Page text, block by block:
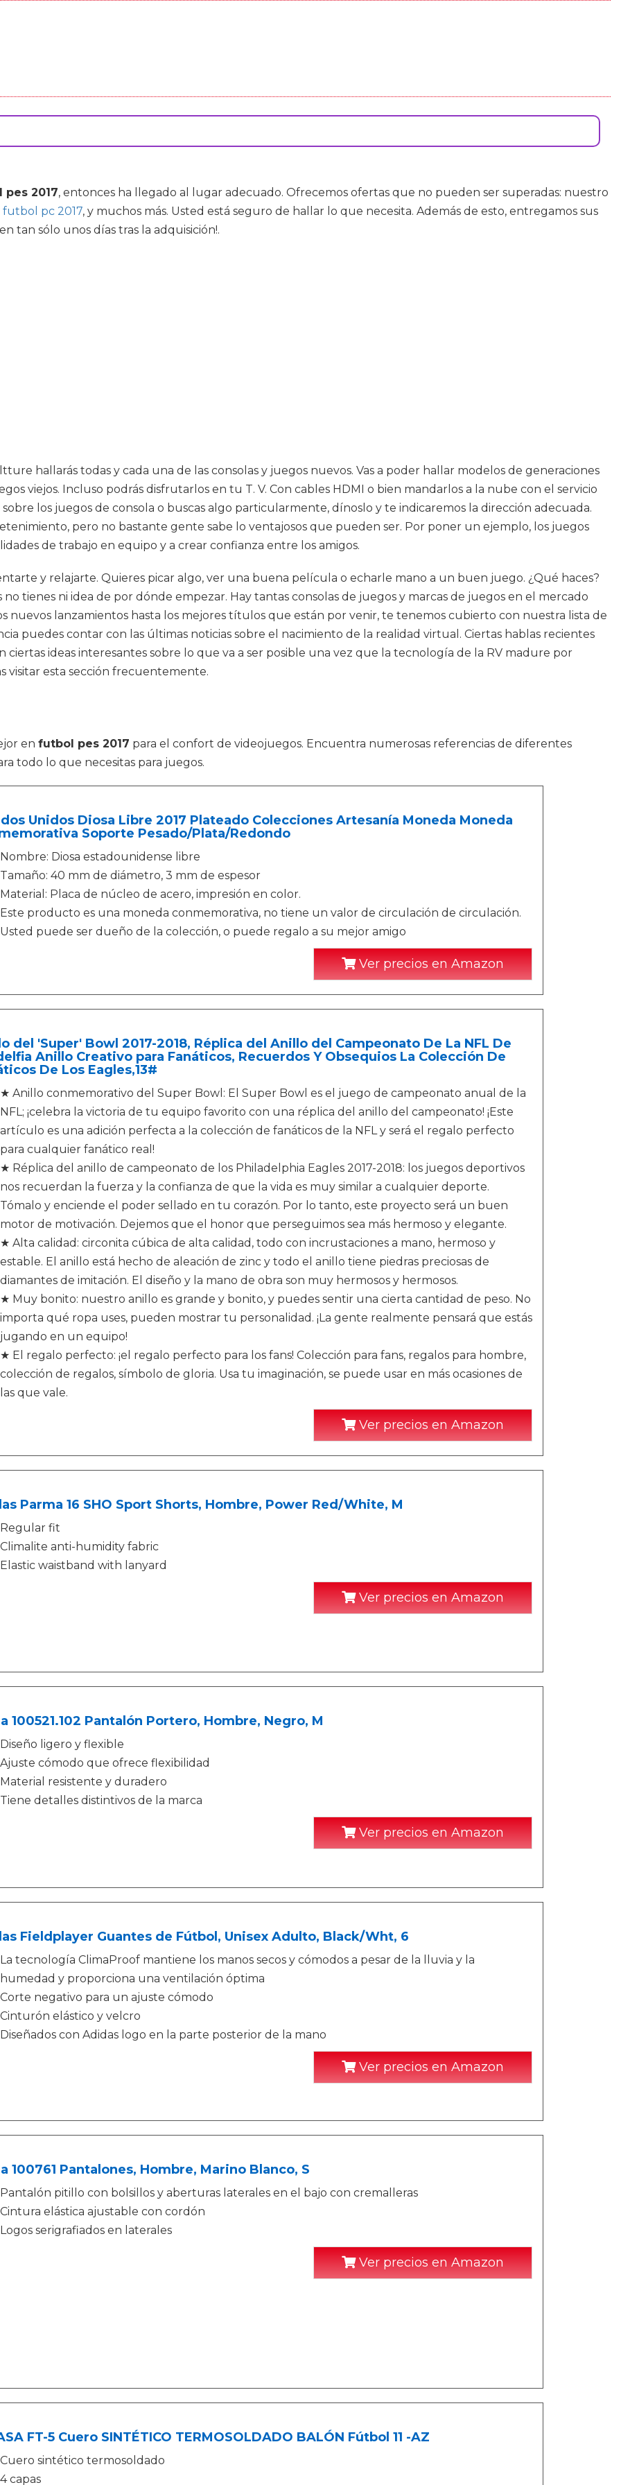
pes 2017, entonces ha llegado al lugar adecuado. Ofrecemos ofertas que no pueden ser superadas: nuestro
pc 2017, y muchos más. Usted está seguro de hallar lo que necesita. Además de esto, entregamos sus
tan sólo unos días tras la adquisición!.
hallarás todas y cada una de las consolas y juegos nuevos. Vas a poder hallar modelos de generaciones
viejos. Incluso podrás disfrutarlos en tu T. V. Con cables HDMI o bien mandarlos a la nube con el servicio
los juegos de consola o buscas algo particularmente, dínoslo y te indicaremos la dirección adecuada.
pero no bastante gente sabe lo ventajosos que pueden ser. Por poner un ejemplo, los juegos
de trabajo en equipo y a crear confianza entre los amigos.
y relajarte. Quieres picar algo, ver una buena película o echarle mano a un buen juego. ¿Qué haces?
tienes ni idea de por dónde empezar. Hay tantas consolas de juegos y marcas de juegos en el mercado
nuevos lanzamientos hasta los mejores títulos que están por venir, te tenemos cubierto con nuestra lista de
puedes contar con las últimas noticias sobre el nacimiento de la realidad virtual. Ciertas hablas recientes
ideas interesantes sobre lo que va a ser posible una vez que la tecnología de la RV madure por
visitar esta sección frecuentemente.
en futbol pes 2017 para el confort de videojuegos. Encuentra numerosas referencias de diferentes
todo lo que necesitas para juegos.
Unidos Diosa Libre 2017 Plateado Colecciones Artesanía Moneda Moneda
Soporte Pesado/Plata/Redondo
Nombre: Diosa estadounidense libre
Tamaño: 40 mm de diámetro, 3 mm de espesor
Material: Placa de núcleo de acero, impresión en color.
Este producto es una moneda conmemorativa, no tiene un valor de circulación de circulación.
Usted puede ser dueño de la colección, o puede regalo a su mejor amigo
Ver precios en Amazon
del 'Super' Bowl 2017-2018, Réplica del Anillo del Campeonato De La NFL De
Anillo Creativo para Fanáticos, Recuerdos Y Obsequios La Colección De
De Los Eagles,13#
★ Anillo conmemorativo del Super Bowl: El Super Bowl es el juego de campeonato anual de la
NFL; ¡celebra la victoria de tu equipo favorito con una réplica del anillo del campeonato! ¡Este
artículo es una adición perfecta a la colección de fanáticos de la NFL y será el regalo perfecto
para cualquier fanático real!
★ Réplica del anillo de campeonato de los Philadelphia Eagles 2017-2018: los juegos deportivos
nos recuerdan la fuerza y ​​la confianza de que la vida es muy similar a cualquier deporte.
Tómalo y enciende el poder sellado en tu corazón. Por lo tanto, este proyecto será un buen
motor de motivación. Dejemos que el honor que perseguimos sea más hermoso y elegante.
★ Alta calidad: circonita cúbica de alta calidad, todo con incrustaciones a mano, hermoso y
estable. El anillo está hecho de aleación de zinc y todo el anillo tiene piedras preciosas de
diamantes de imitación. El diseño y la mano de obra son muy hermosos y hermosos.
★ Muy bonito: nuestro anillo es grande y bonito, y puedes sentir una cierta cantidad de peso. No
importa qué ropa uses, pueden mostrar tu personalidad. ¡La gente realmente pensará que estás
jugando en un equipo!
★ El regalo perfecto: ¡el regalo perfecto para los fans! Colección para fans, regalos para hombre,
colección de regalos, símbolo de gloria. Usa tu imaginación, se puede usar en más ocasiones de
las que vale.
Ver precios en Amazon
Parma 16 SHO Sport Shorts, Hombre, Power Red/White, M
Regular fit
Climalite anti-humidity fabric
Elastic waistband with lanyard
Ver precios en Amazon
100521.102 Pantalón Portero, Hombre, Negro, M
Diseño ligero y flexible
Ajuste cómodo que ofrece flexibilidad
Material resistente y duradero
Tiene detalles distintivos de la marca
Ver precios en Amazon
Fieldplayer Guantes de Fútbol, Unisex Adulto, Black/Wht, 6
La tecnología ClimaProof mantiene los manos secos y cómodos a pesar de la lluvia y la
humedad y proporciona una ventilación óptima
Corte negativo para un ajuste cómodo
Cinturón elástico y velcro
Diseñados con Adidas logo en la parte posterior de la mano
Ver precios en Amazon
100761 Pantalones, Hombre, Marino Blanco, S
Pantalón pitillo con bolsillos y aberturas laterales en el bajo con cremalleras
Cintura elástica ajustable con cordón
Logos serigrafiados en laterales
Ver precios en Amazon
FT-5 Cuero SINTÉTICO TERMOSOLDADO BALÓN Fútbol 11 -AZ
Cuero sintético termosoldado
4 capas